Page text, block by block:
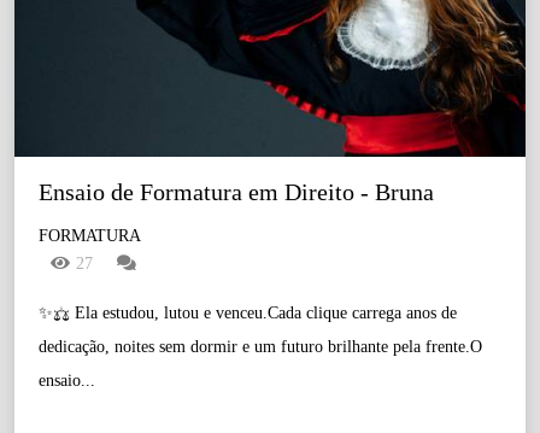
Ensaio de Formatura em Direito - Bruna
FORMATURA
27
✨⚖️ Ela estudou, lutou e venceu.Cada clique carrega anos de
dedicação, noites sem dormir e um futuro brilhante pela frente.O
ensaio...